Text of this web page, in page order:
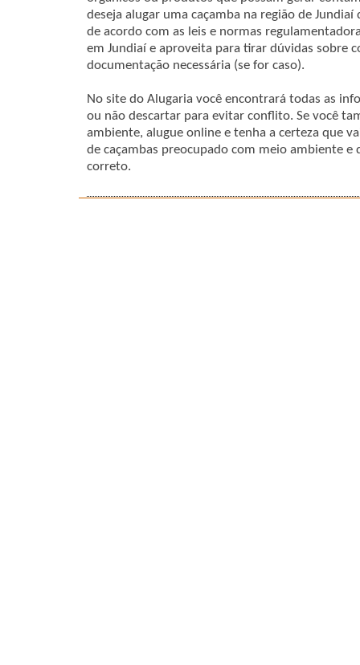
deseja alugar uma caçamba na região de
de acordo com as leis e normas
em Jundiaí e aproveita para tirar dúvidas sobre
documentação necessária (se for caso).
No site do Alugaria você encontrará todas as
ou não descartar para evitar conflito. Se você
ambiente, alugue online e tenha a certeza que
de caçambas preocupado com meio ambiente
correto.